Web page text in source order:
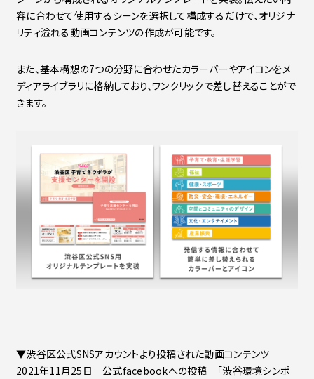
容に合わせて使用するシーンを選択して構成するだけで、オリジナ
リティ溢れる動画コンテンツの作成が可能です。
また、基本構想の7つの分野に合わせたカラーバーやアイコンをメ
ディアライブラリに格納しており、ワンクリックで差し替えることがで
きます。
▼渋谷区公式SNSアカウントより投稿された動画コンテンツ
2021年11月25日 公式facebookへの投稿 「渋谷環境シンポ